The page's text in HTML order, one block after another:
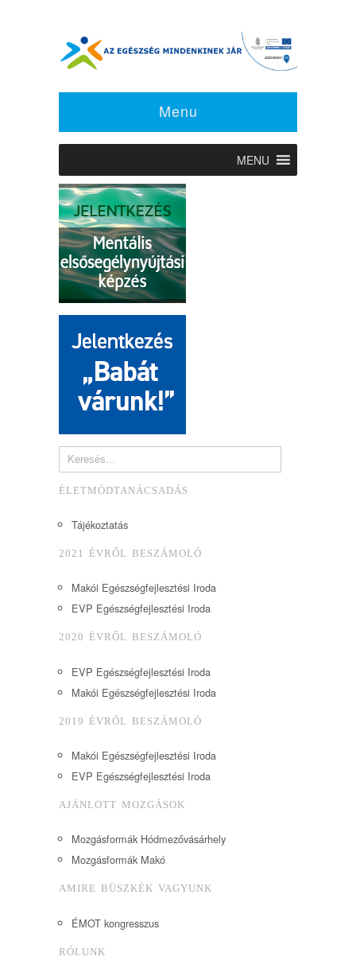
Menu
MENU
ÉLETMÓDTANÁCSADÁS
Tájékoztatás
2021 ÉVRŐL BESZÁMOLÓ
Makói Egészségfejlesztési Iroda
EVP Egészségfejlesztési Iroda
2020 ÉVRŐL BESZÁMOLÓ
EVP Egészségfejlesztési Iroda
Makói Egészségfejlesztési Iroda
2019 ÉVRŐL BESZÁMOLÓ
Makói Egészségfejlesztési Iroda
EVP Egészségfejlesztési Iroda
AJÁNLOTT MOZGÁSOK
Mozgásformák Hódmezővásárhely
Mozgásformák Makó
AMIRE BÜSZKÉK VAGYUNK
ÉMOT kongresszus
RÓLUNK